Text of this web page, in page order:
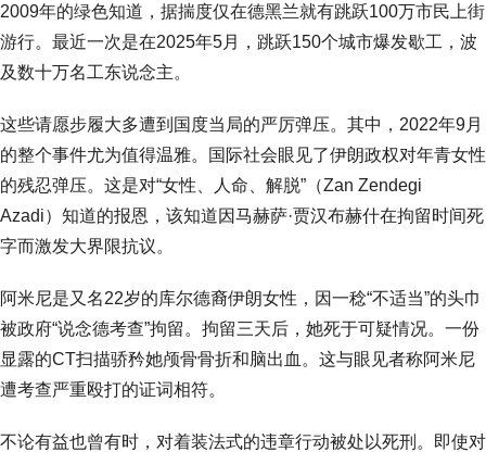
2009年的绿色知道，据揣度仅在德黑兰就有跳跃100万市民上街
游行。最近一次是在2025年5月，跳跃150个城市爆发歇工，波
及数十万名工东说念主。
这些请愿步履大多遭到国度当局的严厉弹压。其中，2022年9月
的整个事件尤为值得温雅。国际社会眼见了伊朗政权对年青女性
的残忍弹压。这是对“女性、人命、解脱”（Zan Zendegi
Azadi）知道的报恩，该知道因马赫萨·贾汉布赫什在拘留时间死
字而激发大界限抗议。
阿米尼是又名22岁的库尔德裔伊朗女性，因一稔“不适当”的头巾
被政府“说念德考查”拘留。拘留三天后，她死于可疑情况。一份
显露的CT扫描骄矜她颅骨骨折和脑出血。这与眼见者称阿米尼
遭考查严重殴打的证词相符。
不论有益也曾有时，对着装法式的违章行动被处以死刑。即使对